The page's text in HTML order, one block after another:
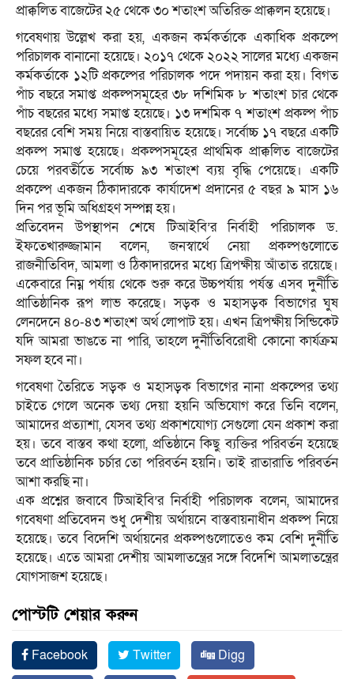
প্রাক্কলিত বাজেটের ২৫ থেকে ৩০ শতাংশ অতিরিক্ত প্রাক্কলন হয়েছে।
গবেষণায় উল্লেখ করা হয়, একজন কর্মকর্তাকে একাধিক প্রকল্পে
পরিচালক বানানো হয়েছে। ২০১৭ থেকে ২০২২ সালের মধ্যে একজন
কর্মকর্তাকে ১২টি প্রকল্পের পরিচালক পদে পদায়ন করা হয়। বিগত
পাঁচ বছরে সমাপ্ত প্রকল্পসমূহের ৩৮ দশিমিক ৮ শতাংশ চার থেকে
পাঁচ বছরের মধ্যে সমাপ্ত হয়েছে। ১৩ দশমিক ৭ শতাংশ প্রকল্প পাঁচ
বছরের বেশি সময় নিয়ে বাস্তবায়িত হয়েছে। সর্বোচ্চ ১৭ বছরে একটি
প্রকল্প সমাপ্ত হয়েছে। প্রকল্পসমূহের প্রাথমিক প্রাক্কলিত বাজেটের
চেয়ে পরবর্তীতে সর্বোচ্চ ৯৩ শতাংশ ব্যয় বৃদ্ধি পেয়েছে। একটি
প্রকল্পে একজন ঠিকাদারকে কার্যাদেশ প্রদানের ৫ বছর ৯ মাস ১৬
দিন পর ভূমি অধিগ্রহণ সম্পন্ন হয়।
প্রতিবেদন উপস্থাপন শেষে টিআইবি’র নির্বাহী পরিচালক ড.
ইফতেখারুজ্জামান বলেন, জনস্বার্থে নেয়া প্রকল্পগুলোতে
রাজনীতিবিদ, আমলা ও ঠিকাদারদের মধ্যে ত্রিপক্ষীয় আঁতাত রয়েছে।
একেবারে নিম্ন পর্যায় থেকে শুরু করে উচ্চপর্যায় পর্যন্ত এসব দুর্নীতি
প্রাতিষ্ঠানিক রূপ লাভ করেছে। সড়ক ও মহাসড়ক বিভাগের ঘুষ
লেনদেনে ৪০-৪৩ শতাংশ অর্থ লোপাট হয়। এখন ত্রিপক্ষীয় সিন্ডিকেট
যদি আমরা ভাঙতে না পারি, তাহলে দুর্নীতিবিরোধী কোনো কার্যক্রম
সফল হবে না।
গবেষণা তৈরিতে সড়ক ও মহাসড়ক বিভাগের নানা প্রকল্পের তথ্য
চাইতে গেলে অনেক তথ্য দেয়া হয়নি অভিযোগ করে তিনি বলেন,
আমাদের প্রত্যাশা, যেসব তথ্য প্রকাশযোগ্য সেগুলো যেন প্রকাশ করা
হয়। তবে বাস্তব কথা হলো, প্রতিষ্ঠানে কিছু ব্যক্তির পরিবর্তন হয়েছে
তবে প্রাতিষ্ঠানিক চর্চার তো পরিবর্তন হয়নি। তাই রাতারাতি পরিবর্তন
আশা করছি না।
এক প্রশ্নের জবাবে টিআইবি’র নির্বাহী পরিচালক বলেন, আমাদের
গবেষণা প্রতিবেদন শুধু দেশীয় অর্থায়নে বাস্তবায়নাধীন প্রকল্প নিয়ে
হয়েছে। তবে বিদেশি অর্থায়নের প্রকল্পগুলোতেও কম বেশি দুর্নীতি
হয়েছে। এতে আমরা দেশীয় আমলাতন্ত্রের সঙ্গে বিদেশি আমলাতন্ত্রের
যোগসাজশ হয়েছে।
পোস্টটি শেয়ার করুন
Facebook Twitter
Digg